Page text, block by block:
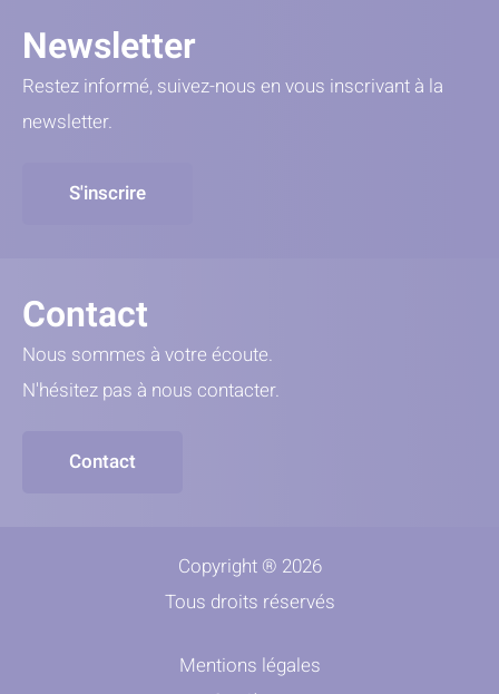
Newsletter
Restez informé, suivez-nous en vous inscrivant à la
newsletter.
S'inscrire
Contact
Nous sommes à votre écoute.
N'hésitez pas à nous contacter.
Contact
Copyright ® 2026
Tous droits réservés
Mentions légales